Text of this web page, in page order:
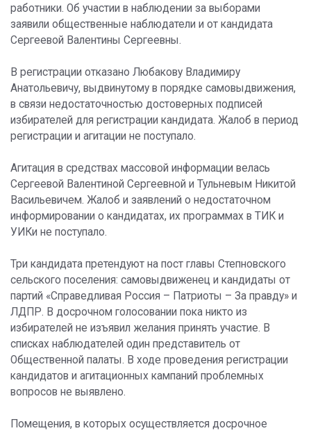
работники. Об участии в наблюдении за выборами
заявили общественные наблюдатели и от кандидата
Сергеевой Валентины Сергеевны.
В регистрации отказано Любакову Владимиру
Анатольевичу, выдвинутому в порядке самовыдвижения,
в связи недостаточностью достоверных подписей
избирателей для регистрации кандидата. Жалоб в период
регистрации и агитации не поступало.
Агитация в средствах массовой информации велась
Сергеевой Валентиной Сергеевной и Тульневым Никитой
Васильевичем. Жалоб и заявлений о недостаточном
информировании о кандидатах, их программах в ТИК и
УИКи не поступало.
Три кандидата претендуют на пост главы Степновского
сельского поселения: самовыдвиженец и кандидаты от
партий «Справедливая Россия – Патриоты – За правду» и
ЛДПР. В досрочном голосовании пока никто из
избирателей не изъявил желания принять участие. В
списках наблюдателей один представитель от
Общественной палаты. В ходе проведения регистрации
кандидатов и агитационных кампаний проблемных
вопросов не выявлено.
Помещения, в которых осуществляется досрочное